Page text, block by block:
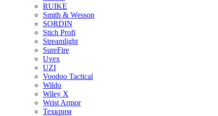
RUIKE
Smith & Wesson
SORDIN
Stich Profi
Streamlight
SureFire
Uvex
UZI
Voodoo Tactical
Wildo
Wiley X
Wrist Armor
Техкрим